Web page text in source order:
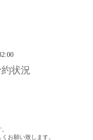
状況
お願い致します。